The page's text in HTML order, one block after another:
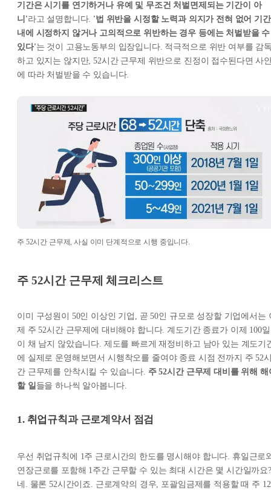
기간은 시기를 연기하거나 유예 및 무조건 처벌면제되는 기간이 아
니'라고 설명합니다. '법 위반을 시정할 노력과 의지가 전혀 없어 기간
내에 시정하지 않거나 고의적으로 위반하는 경우 등에는 처벌받을 수
있다'는 것이 고용노동부의 입장입니다. 적극적으로 위반 여부를 감
하고 있지는 않지만, 52시간 근무제 위반으로 진정이 접수된다면 사
에 따라 처벌받을 수 있습니다.
주 52시간 근무제, 사실 이미 단계적으로 시행 중입니다.
주 52시간 근무제 체크리스트
이미 구성원이 50인 이상인 기업, 곧 50인 규모로 성장할 기업에서는
제 주 52시간 근무제에 대비해야 합니다. 계도기간 종료가 이제 100일
이 채 남지 않았습니다. 제도를 빠르게 재정비하고 남아 있는 계도기
에 실제로 운영해보면서 시행착오를 줄여야 종료 시점 전까지 주 52
간 근무제를 안착시킬 수 있습니다. 주 52시간 근무제 대비를 위해 해
할 일 들을 하나씩 알아봅니다.
1. 취업규칙과 근로계약서 점검
우선 취업규칙에 1주 근로시간의 한도를 명시해야 합니다. 휴일근로
연장근로를 포함해 1주간 근무할 수 있는 최대 시간은 몇 시간일까요?
네. 물론 52시간이죠. 근로계약의 경우, 포괄임금제를 적용할 때 주 12